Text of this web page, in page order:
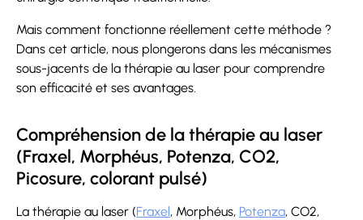
Mais comment fonctionne réellement cette méthode ?
Dans cet article, nous plongerons dans les mécanismes
sous-jacents de la thérapie au laser pour comprendre
son efficacité et ses avantages.
Compréhension de la thérapie au laser
(Fraxel, Morphéus, Potenza, CO2,
Picosure, colorant pulsé)
La thérapie au laser (Fraxel, Morphéus, Potenza, CO2,